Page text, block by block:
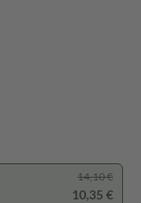
14,10 €
10,35 €